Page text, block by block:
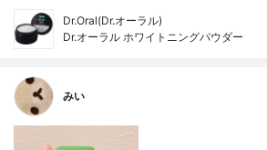
Dr.Oral(Dr.オーラル)
Dr.オーラル ホワイトニングパウダー
みい